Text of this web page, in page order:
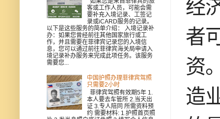
经
者
资
造
客或工作人员，可能会需
要补充入境记录、工签记
录或iCARD服务的记录。
以下是这些服务的简单介绍： 入境记录补
办：如果您曾经前往其他国家旅行或工
作，并且需要在菲律宾记录您的入境信
息，您可以通过前往菲律宾海关局申请入
境记录补办服务来完成此项任务。该服务
需要您...
中国护照办理菲律宾驾照
只需要2小时
菲律宾驾照有效期5年 1.
本人要去车管所 2.当天出
证 3.专人陪同 所需资料预
约 需要材料: 1.护照首页照